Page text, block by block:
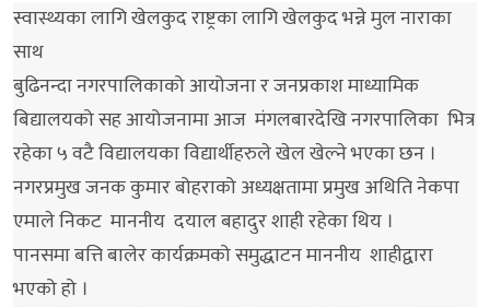
स्वास्थ्यका लागि खेलकुद राष्ट्रका लागि खेलकुद भन्ने मुल नाराका
साथ
बुढिनन्दा नगरपालिकाको आयोजना र जनप्रकाश माध्यामिक
बिद्यालयको सह आयोजनामा आज मंगलबारदेखि नगरपालिका भित्र
रहेका ५ वटै विद्यालयका विद्यार्थीहरुले खेल खेल्ने भएका छन ।
नगरप्रमुख जनक कुमार बोहराको अध्यक्षतामा प्रमुख अथिति नेकपा
एमाले निकट माननीय दयाल बहादुर शाही रहेका थिय ।
पानसमा बत्ति बालेर कार्यक्रमको समुद्धाटन माननीय शाहीद्वारा
भएको हो ।